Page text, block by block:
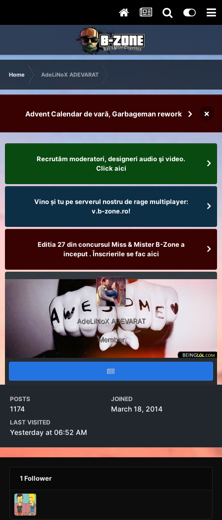
Home AdeLiNoX ADEVARAT
Advent Calendar de vară, Garbageman rework ×
Recrutăm moderatori, designeri audio şi video.
Click aici
Vino și tu pe serverul nostru de rage multiplayer:
v.b-zone.ro!
Editia 27 din concursul Miss & Mister B-Zone a
inceput . Înscrierile se fac aici
AdeLiNoX ADEVARAT
Member
POSTS
1174
JOINED
March 18, 2014
LAST VISITED
Yesterday at 06:52 AM
1 Follower